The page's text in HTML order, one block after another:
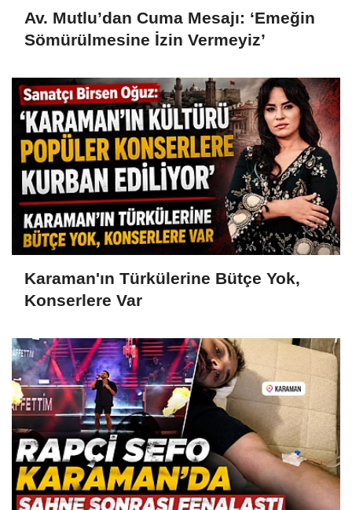
Av. Mutlu’dan Cuma Mesajı: ‘Emeğin
Sömürülmesine İzin Vermeyiz’
Karaman'ın Türkülerine Bütçe Yok,
Konserlere Var